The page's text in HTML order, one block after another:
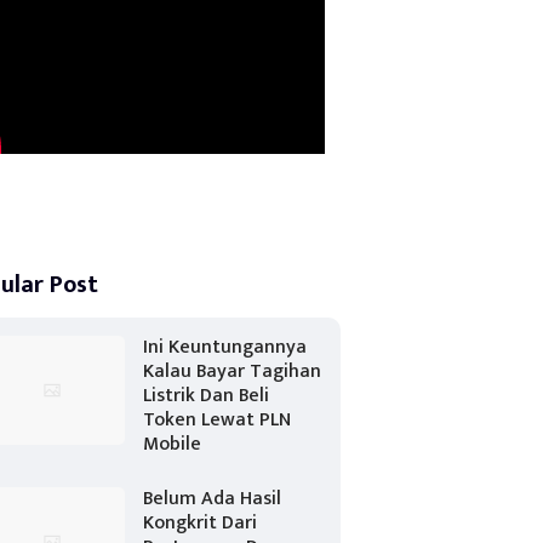
Post
Ini Keuntungannya
Kalau Bayar Tagihan
Listrik Dan Beli
Token Lewat PLN
Mobile
Belum Ada Hasil
Kongkrit Dari